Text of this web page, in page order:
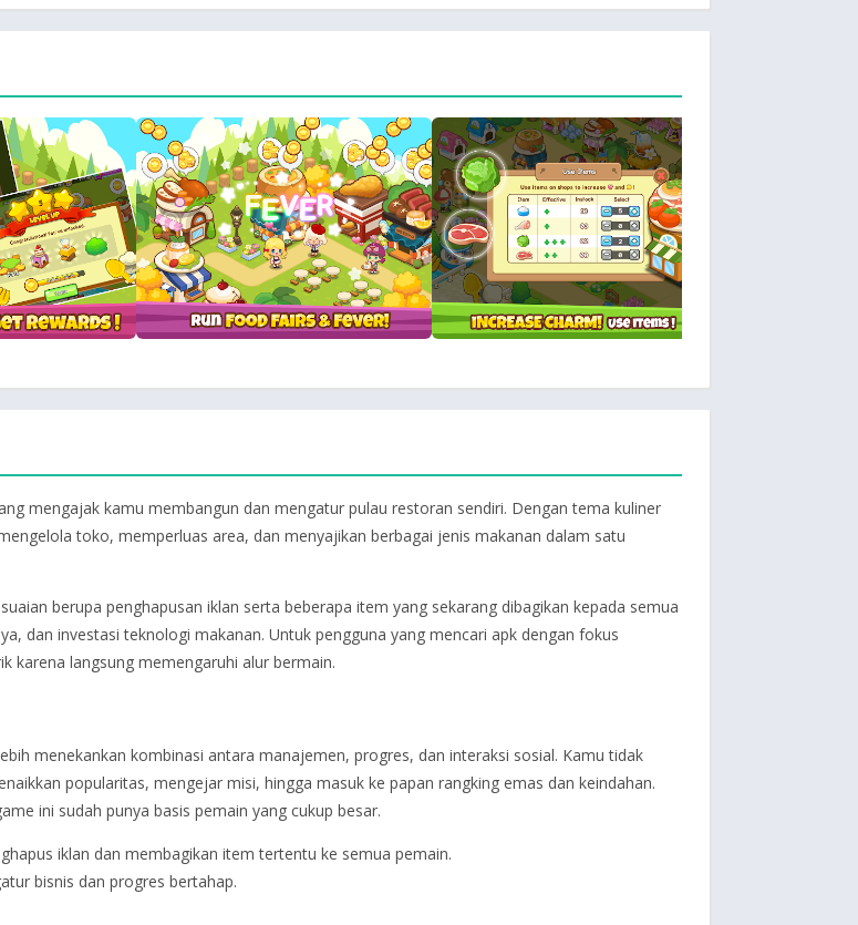
mengajak kamu membangun dan mengatur pulau restoran sendiri. Dengan tema kuliner
toko, memperluas area, dan menyajikan berbagai jenis makanan dalam satu
berupa penghapusan iklan serta beberapa item yang sekarang dibagikan kepada semua
dan investasi teknologi makanan. Untuk pengguna yang mencari apk dengan fokus
karena langsung memengaruhi alur bermain.
menekankan kombinasi antara manajemen, progres, dan interaksi sosial. Kamu tidak
popularitas, mengejar misi, hingga masuk ke papan rangking emas dan keindahan.
ini sudah punya basis pemain yang cukup besar.
iklan dan membagikan item tertentu ke semua pemain.
bisnis dan progres bertahap.